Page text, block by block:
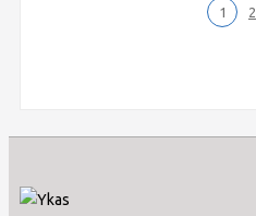
1 2